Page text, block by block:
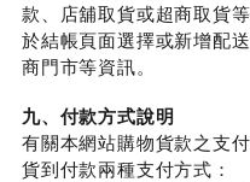
款、店舖取貨或超商取貨
於結帳頁面選擇或新增配
商門市等資訊。
九、付款方式說明
有關本網站購物貨款之支
貨到付款兩種支付方式：